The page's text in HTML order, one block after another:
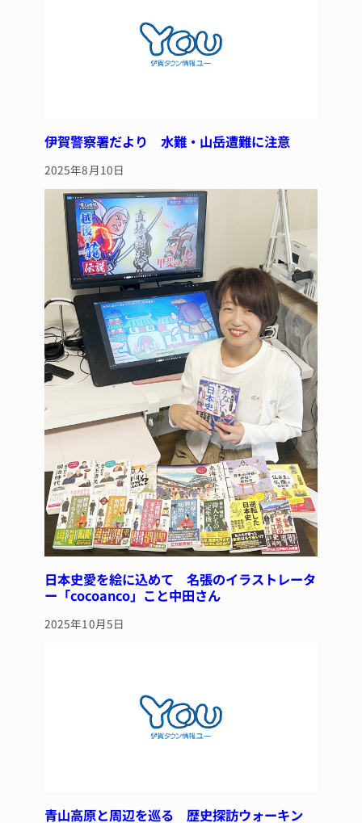
k
伊賀警察署だより 水難・山岳遭難に注意
2025年8月10日
日本史愛を絵に込めて 名張のイラストレータ
ー「cocoanco」こと中田さん
2025年10月5日
青山高原と周辺を巡る 歴史探訪ウォーキン